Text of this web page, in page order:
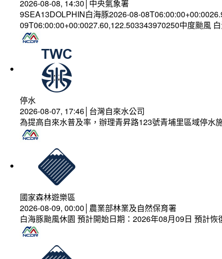
2026-08-08, 14:30│中央氣象署
9SEA13DOLPHIN白海豚2026-08-
09T06:00:00+00:0027.60,122.503343970250中度颱風
停水
2026-08-07, 17:46│台灣自來水公司
為提高自來水普及率，辦理青昇路123號青埔里區域停水
國家森林遊樂區
2026-08-09, 00:00│農業部林業及自然保育署
白海豚颱風休園 預計開始日期：2026年08月09日 預計